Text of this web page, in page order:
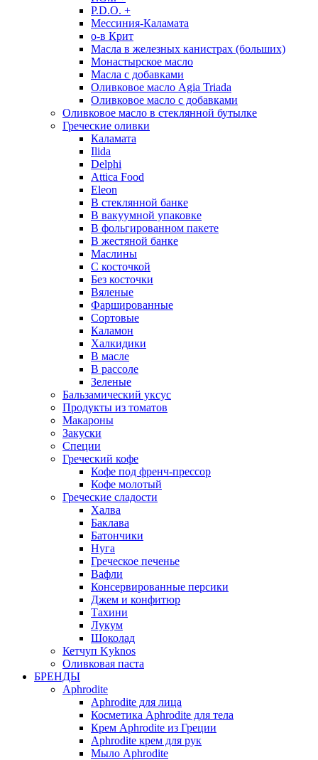
P.D.O. +
Мессиния-Каламата
о-в Крит
Масла в железных канистрах (больших)
Монастырское масло
Масла с добавками
Оливковое масло Agia Triada
Оливковое масло с добавками
Оливковое масло в стеклянной бутылке
Греческие оливки
Каламата
Ilida
Delphi
Attica Food
Eleon
В стеклянной банке
В вакуумной упаковке
В фольгированном пакете
В жестяной банке
Маслины
С косточкой
Без косточки
Вяленые
Фаршированные
Сортовые
Каламон
Халкидики
В масле
В рассоле
Зеленые
Бальзамический уксус
Продукты из томатов
Макароны
Закуски
Специи
Греческий кофе
Кофе под френч-прессор
Кофе молотый
Греческие сладости
Халва
Баклава
Батончики
Нуга
Греческое печенье
Вафли
Консервированные персики
Джем и конфитюр
Тахини
Лукум
Шоколад
Кетчуп Kyknos
Оливковая паста
БРЕНДЫ
Aphrodite
Aphrodite для лица
Косметика Aphrodite для тела
Крем Aphrodite из Греции
Aphrodite крем для рук
Мыло Aphrodite